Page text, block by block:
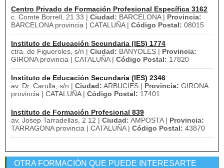
Centro Privado de Formación Profesional Específica 3162
c. Comte Borrell, 21 33 | Ciudad: BARCELONA | Provincia:
BARCELONA provincia | CATALUÑA | Código Postal: 08015
Instituto de Educación Secundaria (IES) 1774
ctra. de Figueroles, s/n | Ciudad: BANYOLES | Provincia:
GIRONA provincia | CATALUÑA | Código Postal: 17820
Instituto de Educación Secundaria (IES) 2346
av. Dr. Carulla, s/n | Ciudad: ARBUCIES | Provincia: GIRONA
provincia | CATALUÑA | Código Postal: 17401
Instituto de Formación Profesional 839
av. Josep Tarradellas, 2 12 | Ciudad: AMPOSTA | Provincia:
TARRAGONA provincia | CATALUÑA | Código Postal: 43870
OTRA FORMACIÓN QUE PUEDE INTERESARTE